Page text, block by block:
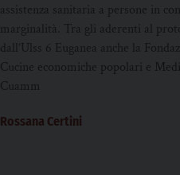
assistenza sanitaria a persone in
marginalità. Tra gli aderenti al
dall’Ulss 6 Euganea anche la
Cucine economiche popolari e
Cuamm
Rossana Certini